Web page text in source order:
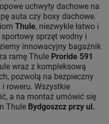
uchwyty dachowe na
auta czy boxy dachowe.
Thule, niezwykle łatwo i
sprzęt wodny i
innowacyjny bagażnik
ramę Thule Proride 591
wraz z kompleksową
pozwolą na bezpieczny
roweru. Wszystkie
a na montaż umówić się
Thule Bydgoszcz przy ul.